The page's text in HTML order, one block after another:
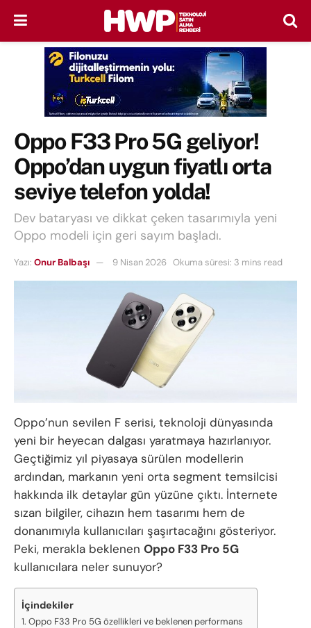
Oppo F33 Pro 5G geliyor!
Oppo’dan uygun fiyatlı orta
seviye telefon yolda!
Dev bataryası ve dikkat çeken tasarımıyla yeni
Oppo modeli için geri sayım başladı.
Yazı: Onur Balbaşı 9 Nisan 2026 Okuma süresi: 3 mins read
Oppo’nun sevilen F serisi, teknoloji dünyasında
yeni bir heyecan dalgası yaratmaya hazırlanıyor.
Geçtiğimiz yıl piyasaya sürülen modellerin
ardından, markanın yeni orta segment temsilcisi
hakkında ilk detaylar gün yüzüne çıktı. İnternete
sızan bilgiler, cihazın hem tasarımı hem de
donanımıyla kullanıcıları şaşırtacağını gösteriyor.
Peki, merakla beklenen Oppo F33 Pro 5G
kullanıcılara neler sunuyor?
İçindekiler
Oppo F33 Pro 5G özellikleri ve beklenen performans